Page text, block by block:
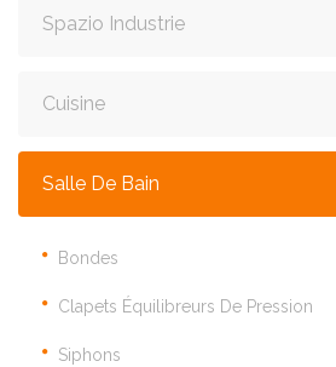
Spazio Industrie
Cuisine
Salle De Bain
Bondes
Clapets Équilibreurs De Pression
Siphons